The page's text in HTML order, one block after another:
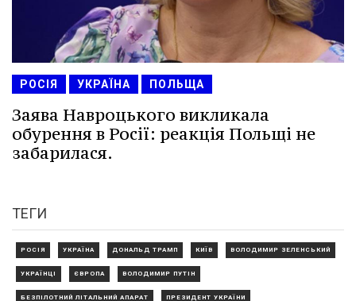
РОСІЯ УКРАЇНА ПОЛЬЩА
Заява Навроцького викликала
обурення в Росії: реакція Польщі не
забарилася.
ТЕГИ
РОСІЯ УКРАЇНА ДОНАЛЬД ТРАМП КИЇВ ВОЛОДИМИР ЗЕЛЕНСЬКИЙ
УКРАЇНЦІ ЄВРОПА ВОЛОДИМИР ПУТІН
БЕЗПІЛОТНИЙ ЛІТАЛЬНИЙ АПАРАТ ПРЕЗИДЕНТ УКРАЇНИ